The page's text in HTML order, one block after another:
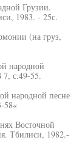
Грузии.
1983. - 25с.
(на груз,
народной
7, с.49-55.
народной песне
58«
Восточной
Тбилиси, 1982.-